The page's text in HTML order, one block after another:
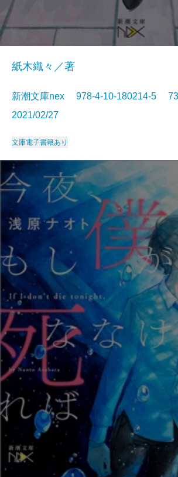
紙木織々／著
新潮文庫nex 978-4-10-180214-5
2021/02/27
文庫電子書籍あり